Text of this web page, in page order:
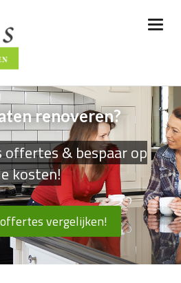
renoveren?
offertes & bespaar op
kosten!
vergelijken!